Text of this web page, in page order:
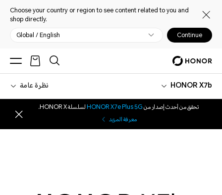
Choose your country or region to see content related to you and
shop directly.
Global / English Continue
HONOR X7b نظرة عامة
تحقق من أحدث إصدار منHONOR X7e Plus 5Gلسلسلة HONOR X.
معرفة المزيد